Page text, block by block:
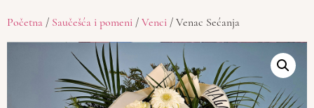
Početna / Saučešća i pomeni / Venci / Venac Sećanja